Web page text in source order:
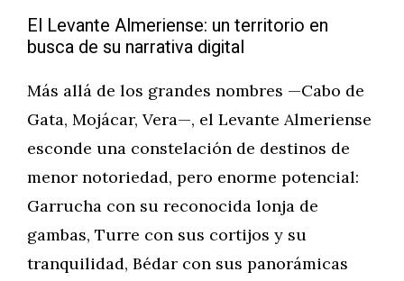
El Levante Almeriense: un territorio en
busca de su narrativa digital
Más allá de los grandes nombres —Cabo de
Gata, Mojácar, Vera—, el Levante Almeriense
esconde una constelación de destinos de
menor notoriedad, pero enorme potencial:
Garrucha con su reconocida lonja de
gambas, Turre con sus cortijos y su
tranquilidad, Bédar con sus panorámicas